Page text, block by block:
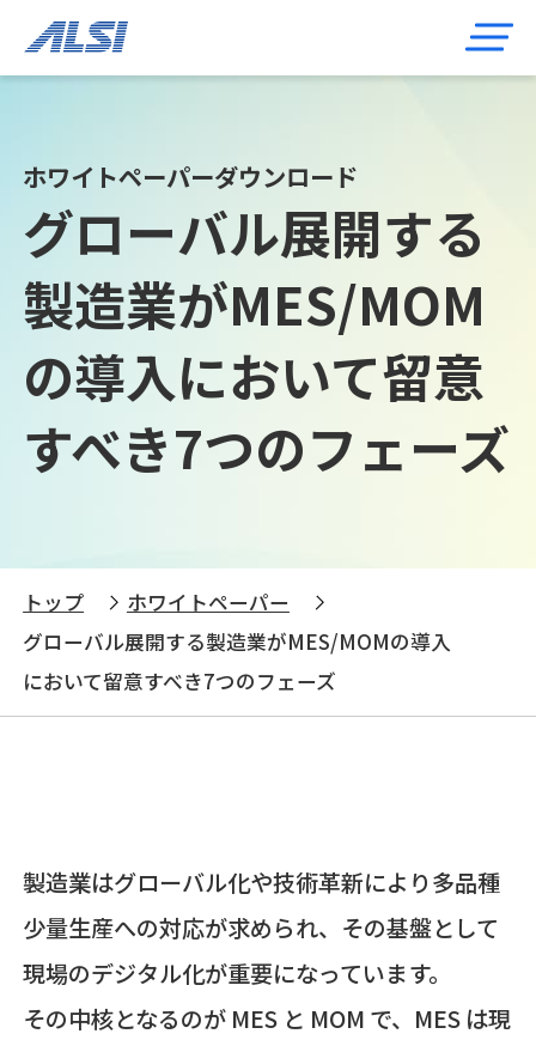
ホワイトペーパーダウンロード
グローバル展開する
製造業がMES/MOM
の導入において留意
すべき7つのフェーズ
トップ
ホワイトペーパー
グローバル展開する製造業がMES/MOMの導入
において留意すべき7つのフェーズ
製造業はグローバル化や技術革新により多品種
少量生産への対応が求められ、その基盤として
現場のデジタル化が重要になっています。
その中核となるのが MES と MOM で、MES は現